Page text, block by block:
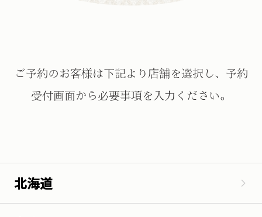
ご予約のお客様は下記より店舗を選択し、予約
受付画面から必要事項を入力ください。
北海道